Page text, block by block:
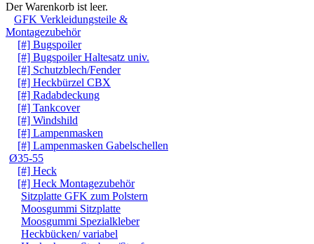
Der Warenkorb ist leer.
GFK Verkleidungsteile &
Montagezubehör
[#] Bugspoiler
[#] Bugspoiler Haltesatz univ.
[#] Schutzblech/Fender
[#] Heckbürzel CBX
[#] Radabdeckung
[#] Tankcover
[#] Windshild
[#] Lampenmasken
[#] Lampenmasken Gabelschellen
Ø35-55
[#] Heck
[#] Heck Montagezubehör
Sitzplatte GFK zum Polstern
Moosgummi Sitzplatte
Moosgummi Spezialkleber
Heckbücken/ variabel